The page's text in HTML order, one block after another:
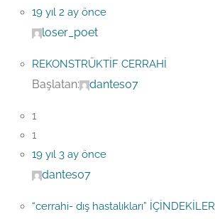
19 yıl 2 ay önce
loser_poet
REKONSTRÜKTİF CERRAHİ
Başlatan: dantes07
1
1
19 yıl 3 ay önce
dantes07
“cerrahi- dış hastalıkları” İÇİNDEKİLER